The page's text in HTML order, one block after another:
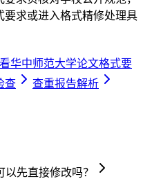
求或进入格式精修处理具
华中师范大学论文格式要
查
查重报告解析
先直接修改吗？